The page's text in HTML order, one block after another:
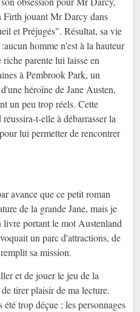
Firth jouant Mr Darcy dans
et Préjugés". Résultat, sa vie
homme n'est à la hauteur
parente lui laisse en
à Pembrook Park, un
héroïne de Jane Austen,
un peu trop réels. Cette
t-elle à débarrasser la
lui permetter de rencontrer
avance que ce petit roman
de la grande Jane, mais je
livre portant le mot Austenland
un parc d'attractions, de
sa mission.
et de jouer le jeu de la
tirer plaisir de ma lecture.
trop déçue ; les personnages